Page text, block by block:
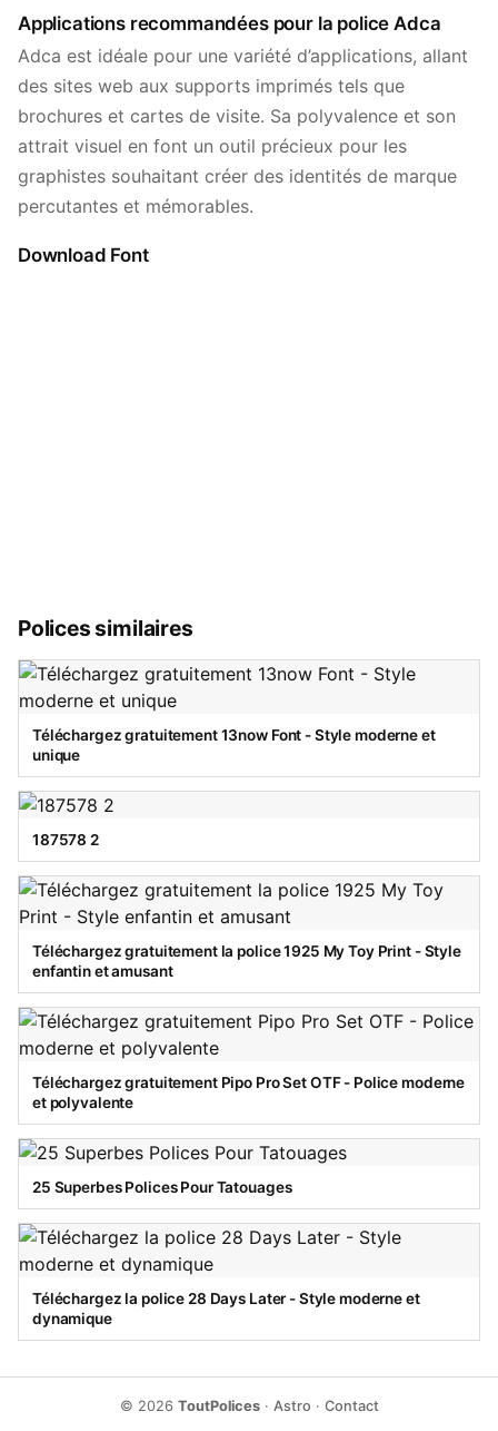
Applications recommandées pour la police Adca
Adca est idéale pour une variété d’applications, allant
des sites web aux supports imprimés tels que
brochures et cartes de visite. Sa polyvalence et son
attrait visuel en font un outil précieux pour les
graphistes souhaitant créer des identités de marque
percutantes et mémorables.
Download Font
Polices similaires
Téléchargez gratuitement 13now Font - Style moderne et
unique
187578 2
Téléchargez gratuitement la police 1925 My Toy Print - Style
enfantin et amusant
Téléchargez gratuitement Pipo Pro Set OTF - Police moderne
et polyvalente
25 Superbes Polices Pour Tatouages
Téléchargez la police 28 Days Later - Style moderne et
dynamique
© 2026 ToutPolices· Astro · Contact